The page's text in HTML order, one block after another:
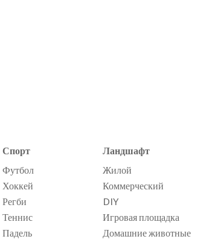
Спорт
Футбол
Хоккей
Регби
Теннис
Падель
Ландшафт
Жилой
Коммерческий
DIY
Игровая площадка
Домашние животные